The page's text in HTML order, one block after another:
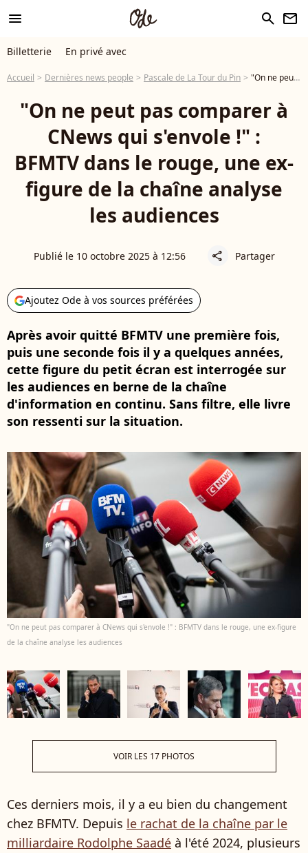
menu search newsletter
Billetterie En privé avec
Accueil Dernières news people Pascale de La Tour du Pin "On ne peut pas comparer à CNews qui s'envole !" : BFMTV dans le rouge, une ex-figure de la chaîne analyse les audiences
"On ne peut pas comparer à
CNews qui s'envole !" :
BFMTV dans le rouge, une ex-
figure de la chaîne analyse
les audiences
Publié le 10 octobre 2025 à 12:56 share Partager
Ajoutez Ode à vos sources préférées
Après avoir quitté BFMTV une première fois,
puis une seconde fois il y a quelques années,
cette figure du petit écran est interrogée sur
les audiences en berne de la chaîne
d'information en continu. Sans filtre, elle livre
son ressenti sur la situation.
"On ne peut pas comparer à CNews qui s'envole !" : BFMTV dans le rouge, une ex-figure
de la chaîne analyse les audiences
VOIR LES 17 PHOTOS
Ces derniers mois, il y a eu bien du changement
chez BFMTV. Depuis le rachat de la chaîne par le
milliardaire Rodolphe Saadé à l'été 2024, plusieurs